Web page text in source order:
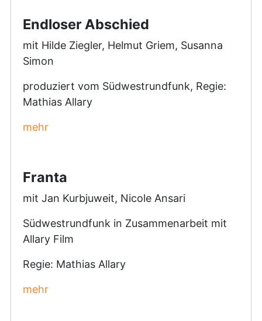
Endloser Abschied
mit Hilde Ziegler, Helmut Griem, Susanna
Simon
produziert vom Südwestrundfunk, Regie:
Mathias Allary
mehr
Franta
mit Jan Kurbjuweit, Nicole Ansari
Südwestrundfunk in Zusammenarbeit mit
Allary Film
Regie: Mathias Allary
mehr